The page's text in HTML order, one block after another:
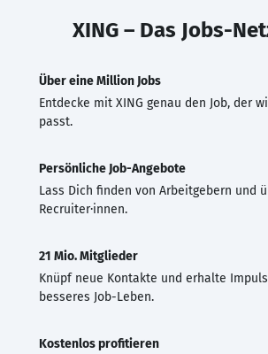
XING – Das Jobs-
Über eine Million Jobs
Entdecke mit XING genau den Job, der
passt.
Persönliche Job-Angebote
Lass Dich finden von Arbeitgebern und
Recruiter·innen.
21 Mio. Mitglieder
Knüpf neue Kontakte und erhalte
besseres Job-Leben.
Kostenlos profitieren